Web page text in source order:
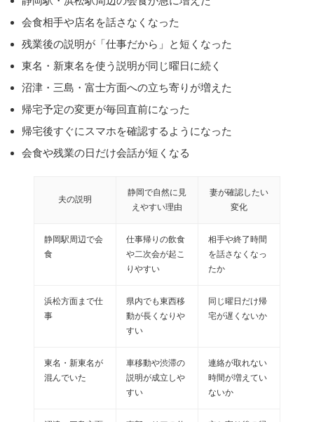
会食相手や店名を話さなくなった
残業後の説明が「仕事だから」と短くなった
東名・新東名を使う説明が同じ曜日に続く
沼津・三島・富士方面への立ち寄りが増えた
帰宅予定の変更が毎回直前になった
帰宅後すぐにスマホを確認するようになった
会食や残業の日だけ会話が短くなる
夫の説明
静岡で自然に見
えやすい理由
妻が確認したい
変化
静岡駅周辺で会
食
仕事帰りの飲食
や二次会が起こ
りやすい
相手や終了時間
を話さなくなっ
たか
浜松方面まで仕
事
県内でも東西移
動が長くなりや
すい
同じ曜日だけ帰
宅が遅くないか
東名・新東名が
混んでいた
車移動や渋滞の
説明が成立しや
すい
連絡が取れない
時間が増えてい
ないか